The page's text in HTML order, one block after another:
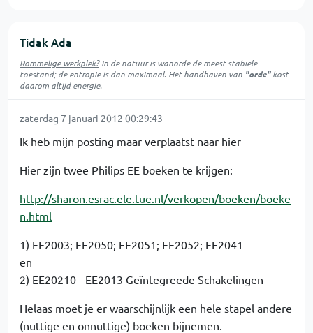
Tidak Ada
Rommelige werkplek?In de natuur iswanordede meest stabiele
toestand; de entropie is dan maximaal. Het handhaven van "orde"kost
daarom altijd energie.
zaterdag 7 januari 2012 00:29:43
Ik heb mijn posting maar verplaatst naar hier
Hier zijn twee Philips EE boeken te krijgen:
http://sharon.esrac.ele.tue.nl/verkopen/boeken/boeke
n.html
1) EE2003; EE2050; EE2051; EE2052; EE2041
en
2) EE20210 - EE2013 Geïntegreede Schakelingen
Helaas moet je er waarschijnlijk een hele stapel andere
(nuttige en onnuttige) boeken bijnemen.